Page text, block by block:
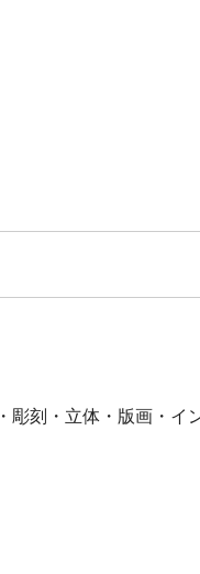
彫刻・立体・版画・イ